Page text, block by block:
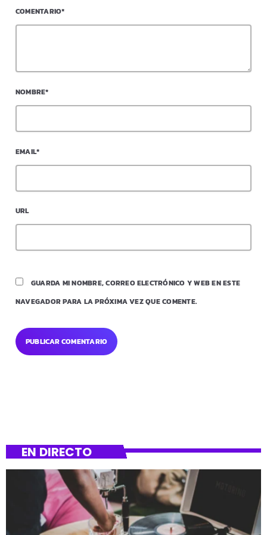
COMENTARIO*
NOMBRE*
EMAIL*
URL
GUARDA MI NOMBRE, CORREO ELECTRÓNICO Y WEB EN ESTE
NAVEGADOR PARA LA PRÓXIMA VEZ QUE COMENTE.
EN DIRECTO